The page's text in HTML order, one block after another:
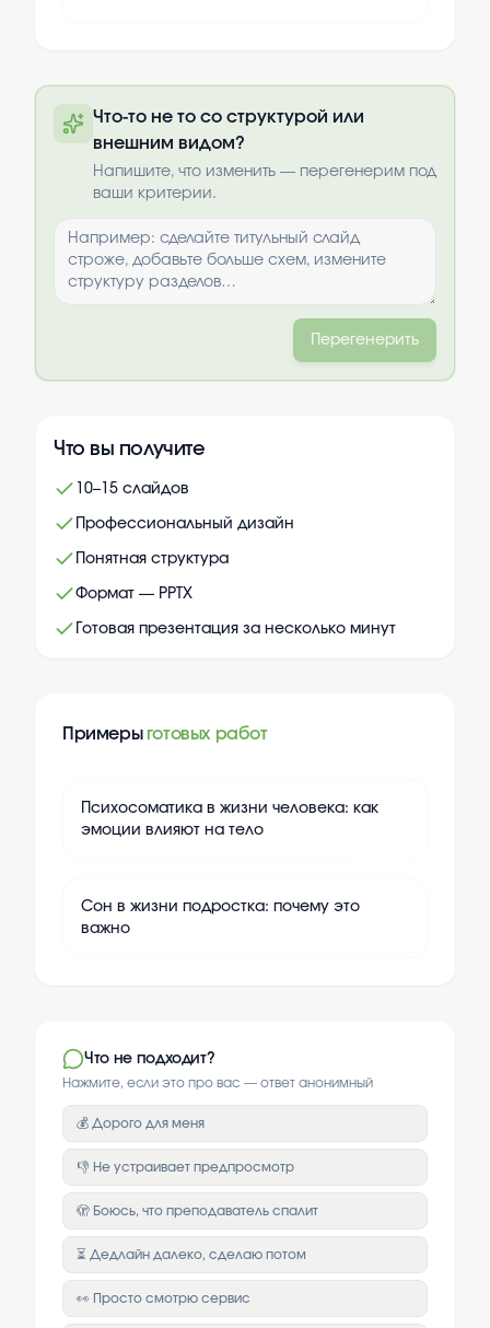
по почте после оплаты
Что-то не то со структурой или
внешним видом?
Напишите, что изменить — перегенерим под
ваши критерии.
Перегенерить
Что вы получите
10–15 слайдов
Профессиональный дизайн
Понятная структура
Формат — PPTX
Готовая презентация за несколько минут
Примеры готовых работ
Психосоматика в жизни человека: как
эмоции влияют на тело
Сон в жизни подростка: почему это
важно
Что не подходит?
Нажмите, если это про вас — ответ анонимный
💰 Дорого для меня
👎 Не устраивает предпросмотр
🫣 Боюсь, что преподаватель спалит
⏳ Дедлайн далеко, сделаю потом
👀 Просто смотрю сервис